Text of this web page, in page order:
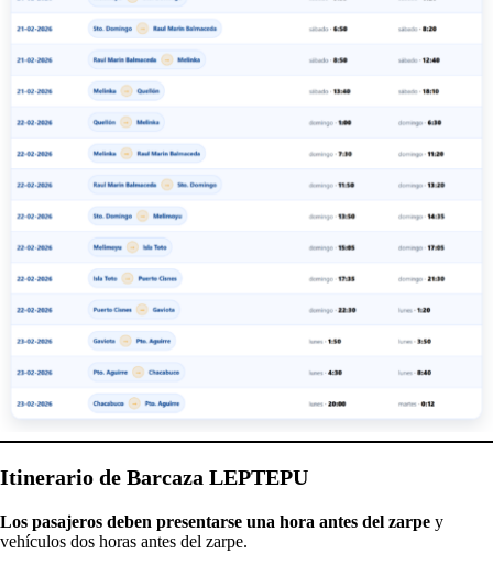
Itinerario de Barcaza LEPTEPU
Los pasajeros deben presentarse una hora antes del zarpe y
vehículos dos horas antes del zarpe.